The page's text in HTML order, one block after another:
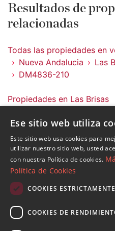
Resultados de
relacionadas
Todas las propiedades en
Nueva Andalucia
Las
DM4836-210
Propiedades en Las Brisas
Propiedades en Marbella
Villas y Chalets en Las
Suscribase a nuestro
Reciba novedades sobre
estilo de vida de Marbella
Ese sitio web utiliza
Este sitio web usa cookies para
utilizar nuestro sitio web, usted
con nuestra Política de cookies.
Política de Cookies
COOKIES
COOKIES DE